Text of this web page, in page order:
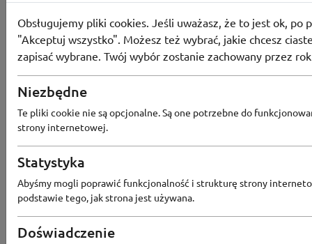
Kody rabatowe
Aktualne promocje
Wszystkie kupony
Największy rabat
Obsługujemy pliki cookies. Jeśli uważasz, że to jest ok, po
"Akceptuj wszystko". Możesz też wybrać, jakie chcesz
zapisać wybrane. Twój wybór zostanie zachowany przez
Niezbędne
Te pliki cookie nie są opcjonalne. Są one potrzebne do
strony internetowej.
Statystyka
Abyśmy mogli poprawić funkcjonalność i strukturę strony
podstawie tego, jak strona jest używana.
Doświadczenie